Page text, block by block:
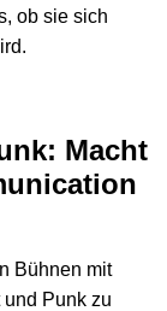
ob sie sich
Macht
Bühnen mit
Punk zu